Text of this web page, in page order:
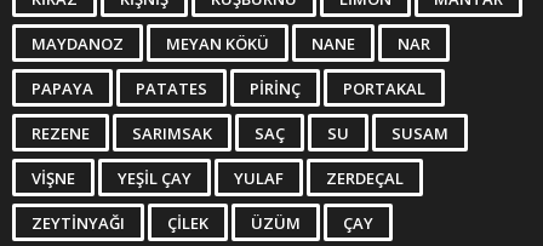
MAYDANOZ MEYAN KÖKÜ NANE NAR
PAPAYA PATATES PIRINÇ PORTAKAL
REZENE SARIMSAK SAÇ SU SUSAM
VIŞNE YEŞIL ÇAY YULAF ZERDEÇAL
ZEYTINYAĞI ÇILEK ÜZÜM ÇAY